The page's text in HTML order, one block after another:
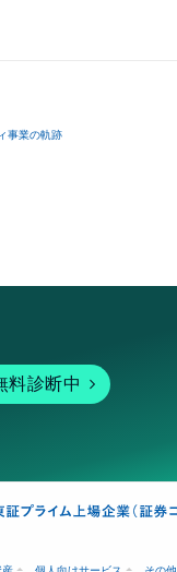
事業の軌跡
料診断中